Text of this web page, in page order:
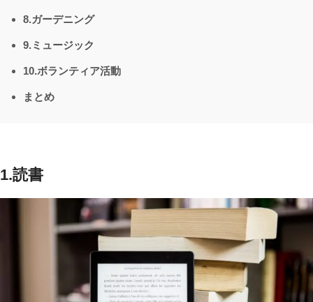
8.ガーデニング
9.ミュージック
10.ボランティア活動
まとめ
1.読書